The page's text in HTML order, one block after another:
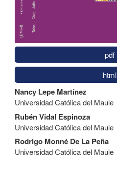
pdf
html
Contenido
principal
del
artículo
Nancy Lepe Martínez
Universidad Católica del Maule
Rubén Vidal Espinoza
Universidad Católica del Maule
Rodrigo Monné De La Peña
Universidad Católica del Maule